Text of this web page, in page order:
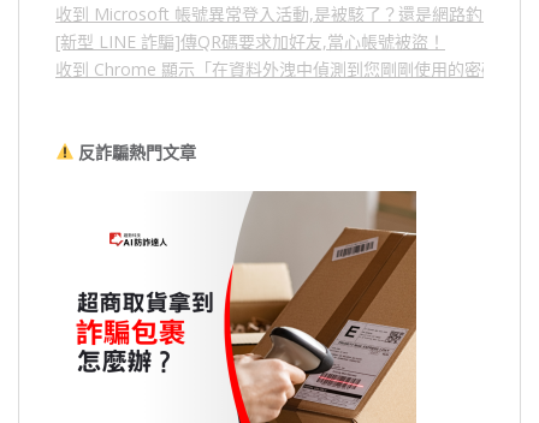
收到 Microsoft 帳號異常登入活動,是被駭了？還是網路釣魚？
[新型 LINE 詐騙]傳QR碼要求加好友,當心帳號被盜！
收到 Chrome 顯示「在資料外洩中偵測到您剛剛使用的密碼」
反詐騙熱門文章